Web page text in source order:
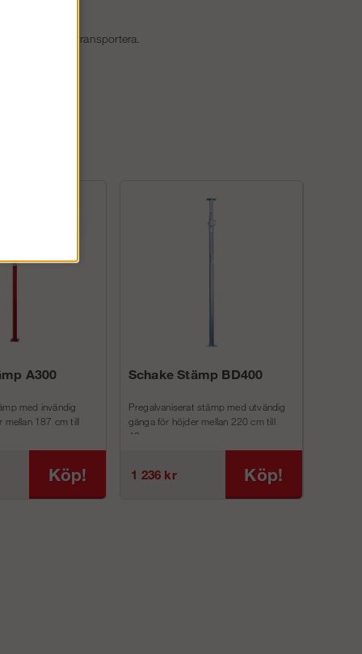
packa och transportera.
A300
med invändig
mellan 187 cm till
Köp!
Schake Stämp BD400
Pregalvaniserat stämp med utvändig
gänga för höjder mellan 220 cm till
40...
1 236 kr Köp!